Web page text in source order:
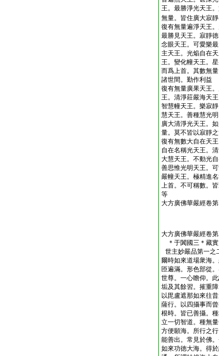
王。最勝淨光天王
無量。皆住廣大寂
復有無量遍淨天王
最勝見天王。寂靜
念眼天王。可愛樂
主天王。光焔自在
王。變化幢天王。
而爲上首。其數無
諸世間。勤作利益
復有無量廣果天王
王。清淨莊嚴海天
智慧幢天王。樂寂
慧天王。善種慧光
廣大清淨光天王。
量。莫不皆以寂靜
復有無數大自在天
自在名稱光天王。
大慧天王。不動光
善思惟光明天王。
嚴幢天王。極精進
上首。不可稱數。
等
大方廣佛華嚴經卷
大方廣佛華嚴經卷
＊于闐國三＊藏
世主妙嚴品第一之
爾時如來道場衆海
匝遍滿。形色部從
世尊。一心瞻仰。
垢及其餘習。摧重
以毘盧遮那如來往
薩行。以四攝事而
根時。皆已善攝。
立一切智道。種無
方便願海。所行之
能善出。常見於佛
如來功徳大海。得